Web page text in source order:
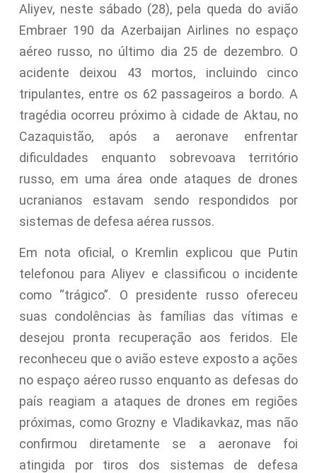
Aliyev, neste sábado (28), pela queda do avião
Embraer 190 da Azerbaijan Airlines no espaço
aéreo russo, no último dia 25 de dezembro. O
acidente deixou 43 mortos, incluindo cinco
tripulantes, entre os 62 passageiros a bordo. A
tragédia ocorreu próximo à cidade de Aktau, no
Cazaquistão, após a aeronave enfrentar
dificuldades enquanto sobrevoava território
russo, em uma área onde ataques de drones
ucranianos estavam sendo respondidos por
sistemas de defesa aérea russos.
Em nota oficial, o Kremlin explicou que Putin
telefonou para Aliyev e classificou o incidente
como “trágico”. O presidente russo ofereceu
suas condolências às famílias das vítimas e
desejou pronta recuperação aos feridos. Ele
reconheceu que o avião esteve exposto a ações
no espaço aéreo russo enquanto as defesas do
país reagiam a ataques de drones em regiões
próximas, como Grozny e Vladikavkaz, mas não
confirmou diretamente se a aeronave foi
atingida por tiros dos sistemas de defesa